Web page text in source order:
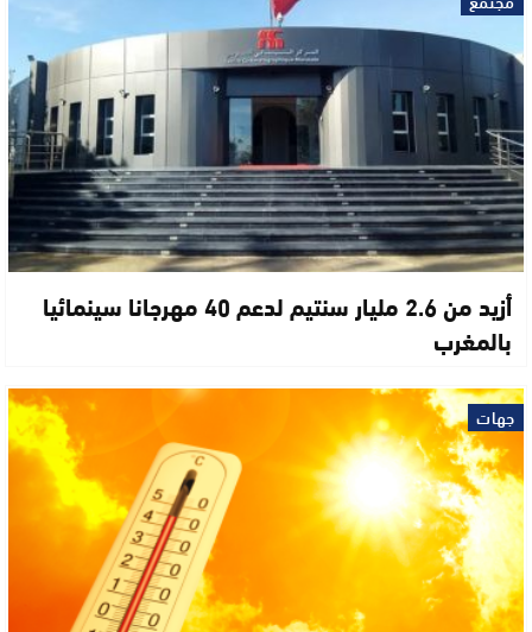
أزيد من 2.6 مليار سنتيم لدعم 40 مهرجانا سينمائيا
بالمغرب
جهات